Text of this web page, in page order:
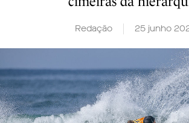
Redação 25 junho